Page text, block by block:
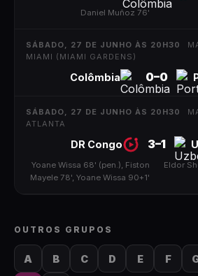
Daniel Muñoz 76'
SÁBADO, 27 DE JUNHO ÀS 20H30
MIAMI (MIAMI GARDENS)
Colômbia 0–0
SÁBADO, 27 DE JUNHO ÀS 20H30
ATLANTA
DR Congo 3–1
Yoane Wissa 68' (pen.), Fiston
Mayele 78', Yoane Wissa 90+1'
Eldor
OUTROS GRUPOS
A B C D E F